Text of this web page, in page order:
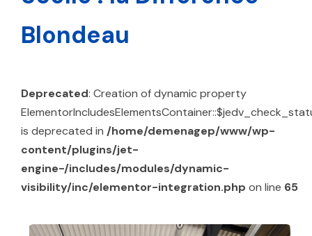
Blondeau
Deprecated: Creation of dynamic property
is deprecated in /home/demenagep/www/wp-
content/plugins/jet-
engine-/includes/modules/dynamic-
visibility/inc/elementor-integration.php on line 65